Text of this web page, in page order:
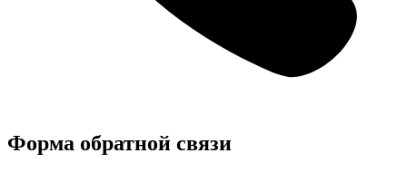
Форма обратной связи